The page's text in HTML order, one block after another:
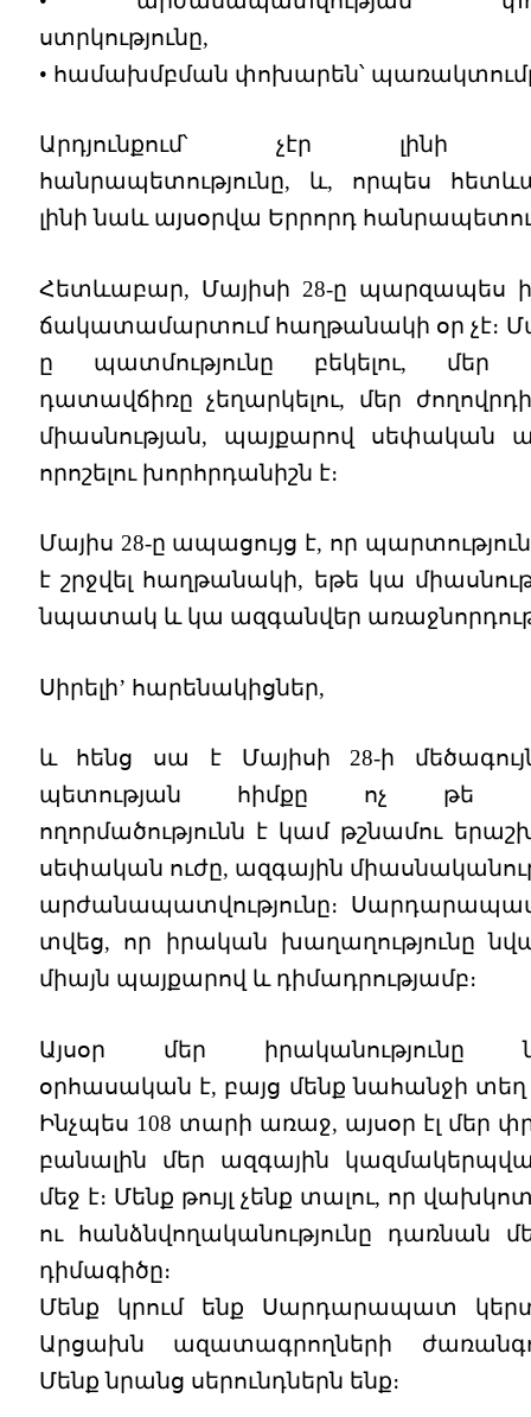
ստրկությունը,
• համախմբման փոխարեն՝
Արդյունքում՝ չէր լինի
հանրապետությունը, և, որպես
լինի նաև այսօրվա Երրորդ
Հետևաբար, Մայիսի 28-ը պարզապես
ճակատամարտում հաղթանակի օր չէ։
ը պատմությունը բեկելու, մեր
դատավճիռը չեղարկելու, մեր
միասնության, պայքարով սեփական
որոշելու խորհրդանիշն է։
Մայիս 28-ը ապացույց է, որ
է շրջվել հաղթանակի, եթե կա
նպատակ և կա ազգանվեր
Սիրելի’ հարենակիցներ,
և հենց սա է Մայիսի 28-ի
պետության հիմքը ոչ թե
ողորմածությունն է կամ թշնամու
սեփական ուժը, ազգային
արժանապատվությունը։
տվեց, որ իրական խաղաղությունը
միայն պայքարով և դիմադրությամբ։
Այսօր մեր իրականությունը
օրհասական է, բայց մենք նահանջի տեղ
Ինչպես 108 տարի առաջ, այսօր էլ մեր
բանալին մեր ազգային
մեջ է։ Մենք թույլ չենք տալու, որ
ու հանձնվողականությունը դառնան
դիմագիծը։
Մենք կրում ենք Սարդարապատ
Արցախն ազատագրողների
Մենք նրանց սերունդներն ենք։